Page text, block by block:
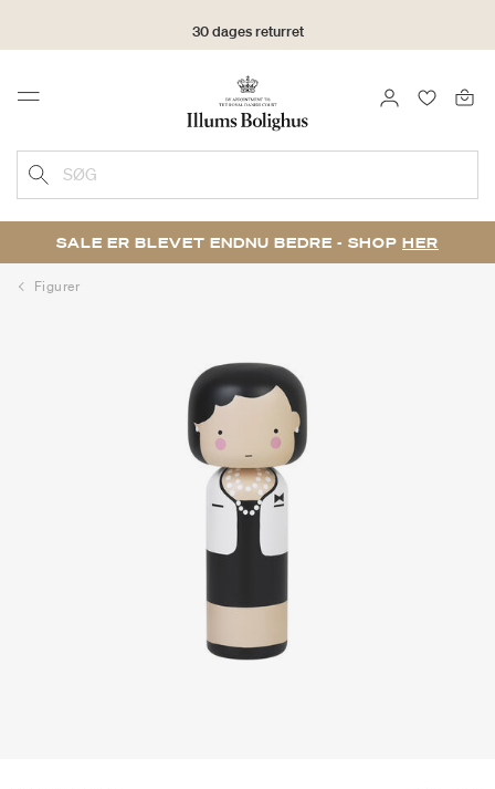
30 dages returret
Menu LOG IND
SØG
SALE ER BLEVET ENDNU BEDRE - SHOP HER
Figurer